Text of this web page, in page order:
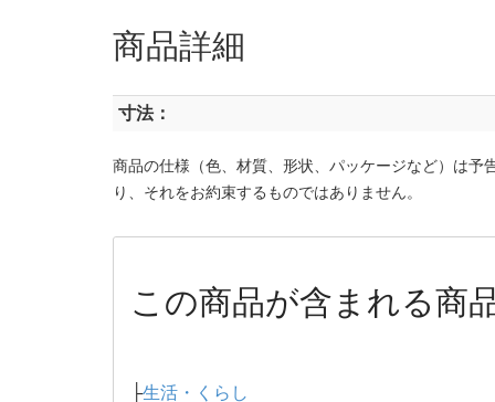
商品詳細
寸法：
商品の仕様（色、材質、形状、パッケージなど）は予
り、それをお約束するものではありません。
この商品が含まれる商
├生活・くらし